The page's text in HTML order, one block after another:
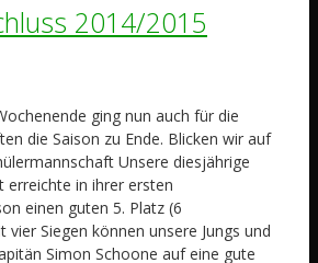
2014/2015
ging nun auch für die
die Saison zu Ende. Blicken wir auf
Unsere diesjährige
erreichte in ihrer ersten
einen guten 5. Platz (6
vier Siegen können unsere Jungs und
Simon Schoone auf eine gute